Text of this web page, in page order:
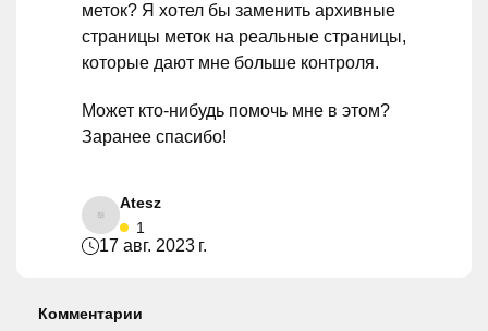
меток? Я хотел бы заменить архивные
страницы меток на реальные страницы,
которые дают мне больше контроля.
Может кто-нибудь помочь мне в этом?
Заранее спасибо!
Atesz
1
17 авг. 2023 г.
Комментарии